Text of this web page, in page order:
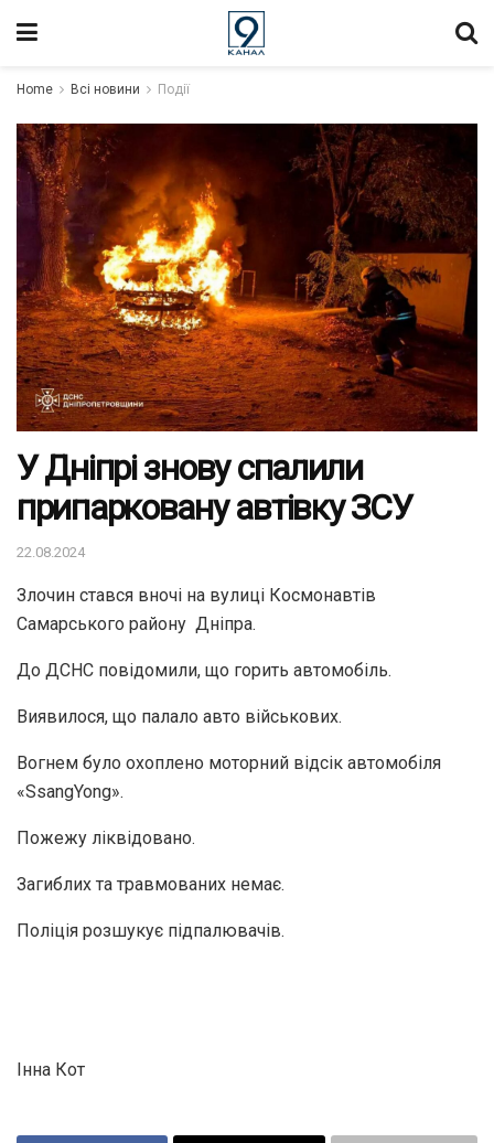
Home Всі новини Події
У Дніпрі знову спалили
припарковану автівку ЗСУ
22.08.2024
Злочин стався вночі на вулиці Космонавтів
Самарського району Дніпра.
До ДСНС повідомили, що горить автомобіль.
Виявилося, що палало авто військових.
Вогнем було охоплено моторний відсік автомобіля
«SsangYong».
Пожежу ліквідовано.
Загиблих та травмованих немає.
Поліція розшукує підпалювачів.
Інна Кот